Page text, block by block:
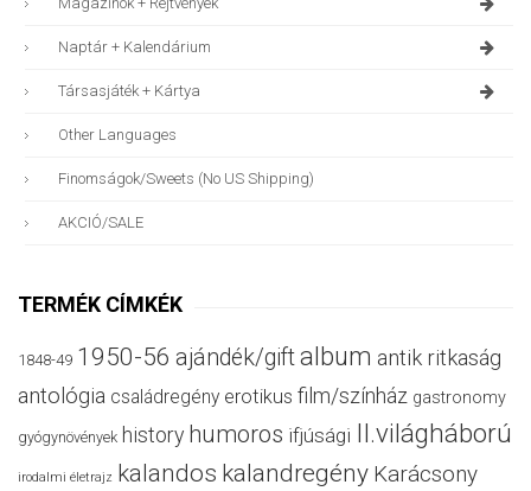
Naptár + Kalendárium
Társasjáték + Kártya
Other Languages
Finomságok/sweets (no US Shipping)
AKCIÓ/SALE
TERMÉK CÍMKÉK
1848-49 1950-56 ajándék/giftalbum antik ritkaság
antológia családregény erotikus film/színház gastronomy
gyógynövények history humoros ifjúsági II.világháború
irodalmi életrajz kalandos kalandregény Karácsony